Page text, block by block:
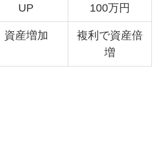
UP 100万円
資産増加
複利で資産倍
増